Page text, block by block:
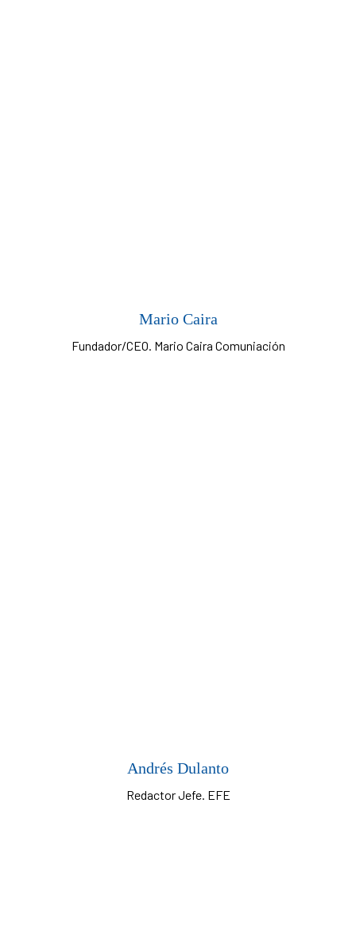
Mario Caira
Fundador/CEO. Mario Caira Comuniación
Andrés Dulanto
Redactor Jefe. EFE